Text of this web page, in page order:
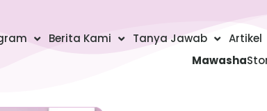
Berita Kami Tanya Jawab
Artikel
Mawasha